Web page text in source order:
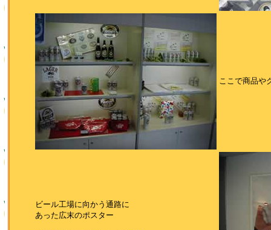
ここで商品や
ビール工場に向かう通路に
あった広末のポスター